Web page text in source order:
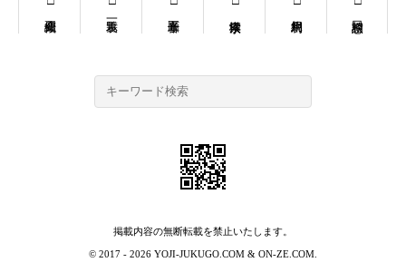
掲載内容の無断転載を禁止いたします。
© 2017 - 2026 YOJI-JUKUGO.COM & ON-ZE.COM